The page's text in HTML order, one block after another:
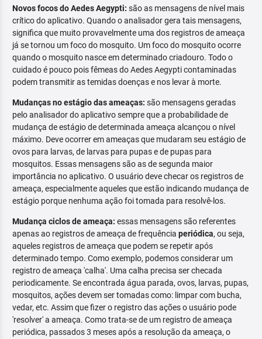
Novos focos do Aedes Aegypti: são as mensagens de nível mais
crítico do aplicativo. Quando o analisador gera tais mensagens,
significa que muito provavelmente uma dos registros de ameaça
já se tornou um foco do mosquito. Um foco do mosquito ocorre
quando o mosquito nasce em determinado criadouro. Todo o
cuidado é pouco pois fêmeas do Aedes Aegypti contaminadas
podem transmitir as temidas doenças e nos levar à morte.
Mudanças no estágio das ameaças: são mensagens geradas
pelo analisador do aplicativo sempre que a probabilidade de
mudança de estágio de determinada ameaça alcançou o nível
máximo. Deve ocorrer em ameaças que mudaram seu estágio de
ovos para larvas, de larvas para pupas e de pupas para
mosquitos. Essas mensagens são as de segunda maior
importância no aplicativo. O usuário deve checar os registros de
ameaça, especialmente aqueles que estão indicando mudança de
estágio porque nenhuma ação foi tomada para resolvê-los.
Mudança ciclos de ameaça: essas mensagens são referentes
apenas ao registros de ameaça de frequência periódica, ou seja,
aqueles registros de ameaça que podem se repetir após
determinado tempo. Como exemplo, podemos considerar um
registro de ameaça 'calha'. Uma calha precisa ser checada
periodicamente. Se encontrada água parada, ovos, larvas, pupas,
mosquitos, ações devem ser tomadas como: limpar com bucha,
vedar, etc. Assim que fizer o registro das ações o usuário pode
'resolver' a ameaça. Como trata-se de um registro de ameaça
periódica, passados 3 meses após a resolução da ameaça, o